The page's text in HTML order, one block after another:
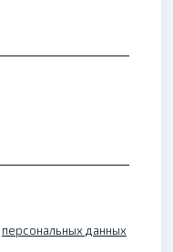
персональных данных